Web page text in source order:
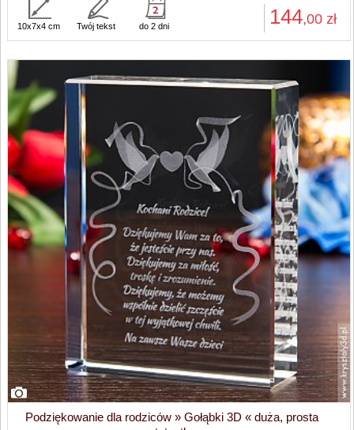
144,00 zł
10x7x4 cm Twój tekst do 2 dni
Podziękowanie dla rodziców » Gołąbki 3D « duża, prosta